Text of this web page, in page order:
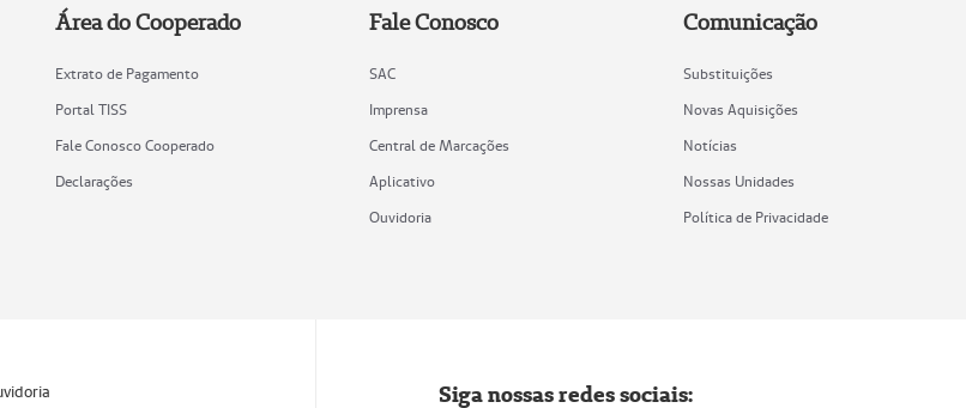
Área do Cooperado
Extrato de Pagamento
Portal TISS
Fale Conosco Cooperado
Declarações
Fale Conosco
SAC
Imprensa
Central de Marcações
Aplicativo
Ouvidoria
Comunicação
Substituições
Novas Aquisições
Notícias
Nossas Unidades
Política de Privacidade
Siga nossas redes sociais: